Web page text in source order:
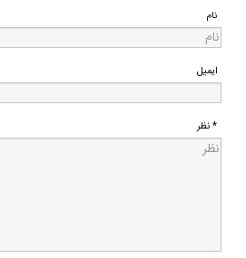
نام
ایمیل
* نظر